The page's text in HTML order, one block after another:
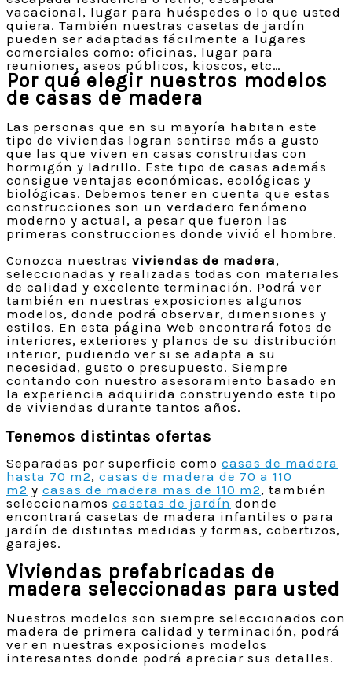
vacacional, lugar para huéspedes o lo que usted
quiera. También nuestras casetas de jardín
pueden ser adaptadas fácilmente a lugares
comerciales como: oficinas, lugar para
reuniones, aseos públicos, kioscos, etc…
Por qué elegir nuestros modelos
de casas de madera
Las personas que en su mayoría habitan este
tipo de viviendas logran sentirse más a gusto
que las que viven en casas construidas con
hormigón y ladrillo. Este tipo de casas además
consigue ventajas económicas, ecológicas y
biológicas. Debemos tener en cuenta que estas
construcciones son un verdadero fenómeno
moderno y actual, a pesar que fueron las
primeras construcciones donde vivió el hombre.
Conozca nuestras viviendas de madera,
seleccionadas y realizadas todas con materiales
de calidad y excelente terminación. Podrá ver
también en nuestras exposiciones algunos
modelos, donde podrá observar, dimensiones y
estilos. En esta página Web encontrará fotos de
interiores, exteriores y planos de su distribución
interior, pudiendo ver si se adapta a su
necesidad, gusto o presupuesto. Siempre
contando con nuestro asesoramiento basado en
la experiencia adquirida construyendo este tipo
de viviendas durante tantos años.
Tenemos distintas ofertas
Separadas por superficie como casas de madera
hasta 70 m2, casas de madera de 70 a 110
m2 y casas de madera mas de 110 m2, también
seleccionamos casetas de jardín donde
encontrará casetas de madera infantiles o para
jardín de distintas medidas y formas, cobertizos,
garajes.
Viviendas prefabricadas de
madera seleccionadas para usted
Nuestros modelos son siempre seleccionados con
madera de primera calidad y terminación, podrá
ver en nuestras exposiciones modelos
interesantes donde podrá apreciar sus detalles.